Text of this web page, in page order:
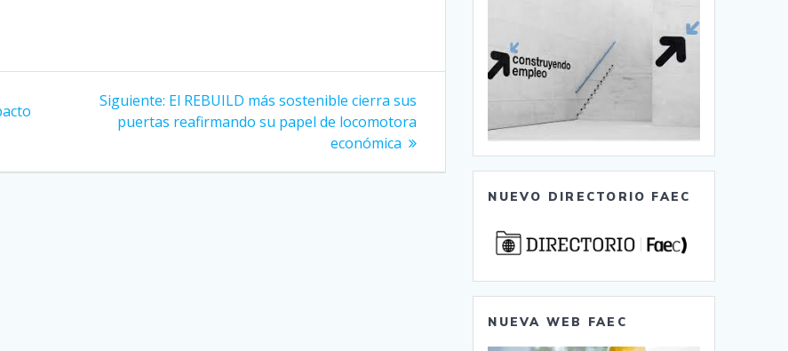
Siguiente: Siguiente
entrada:
El REBUILD más sostenible cierra sus
puertas reafirmando su papel de locomotora
económica
NUEVO DIRECTORIO FAEC
NUEVA WEB FAEC